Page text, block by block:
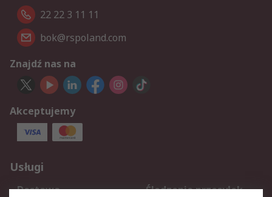
22 22 3 11 11
bok@rspoland.com
Znajdź nas na
Akceptujemy
Usługi
Dostawa
Śledzenie przesyłek